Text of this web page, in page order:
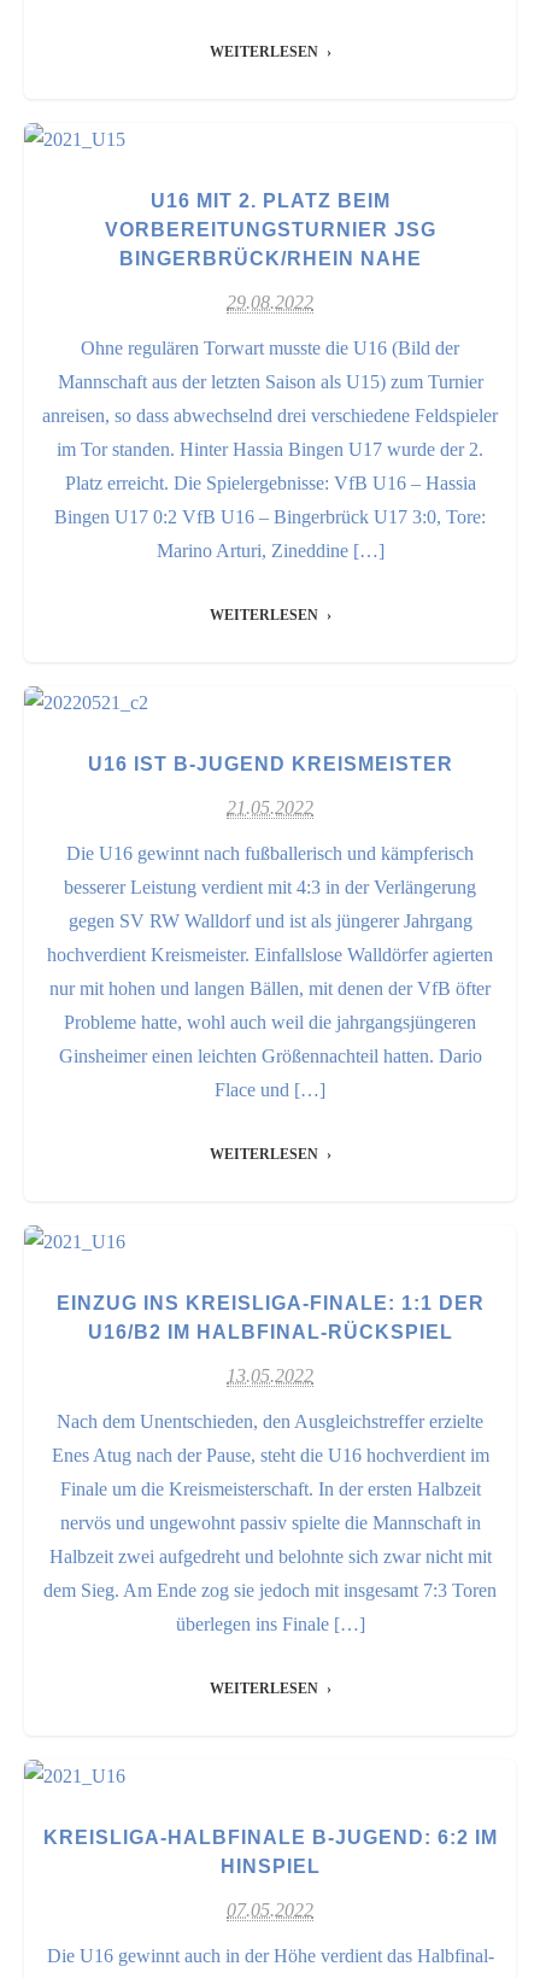
WEITERLESEN
U16 MIT 2. PLATZ BEIM
VORBEREITUNGSTURNIER JSG
BINGERBRÜCK/RHEIN NAHE
29.08.2022
Ohne regulären Torwart musste die U16 (Bild der
Mannschaft aus der letzten Saison als U15) zum Turnier
anreisen, so dass abwechselnd drei verschiedene Feldspieler
im Tor standen. Hinter Hassia Bingen U17 wurde der 2.
Platz erreicht. Die Spielergebnisse: VfB U16 – Hassia
Bingen U17 0:2 VfB U16 – Bingerbrück U17 3:0, Tore:
Marino Arturi, Zineddine […]
WEITERLESEN
U16 IST B-JUGEND KREISMEISTER
21.05.2022
Die U16 gewinnt nach fußballerisch und kämpferisch
besserer Leistung verdient mit 4:3 in der Verlängerung
gegen SV RW Walldorf und ist als jüngerer Jahrgang
hochverdient Kreismeister. Einfallslose Walldörfer agierten
nur mit hohen und langen Bällen, mit denen der VfB öfter
Probleme hatte, wohl auch weil die jahrgangsjüngeren
Ginsheimer einen leichten Größennachteil hatten. Dario
Flace und […]
WEITERLESEN
EINZUG INS KREISLIGA-FINALE: 1:1 DER
U16/B2 IM HALBFINAL-RÜCKSPIEL
13.05.2022
Nach dem Unentschieden, den Ausgleichstreffer erzielte
Enes Atug nach der Pause, steht die U16 hochverdient im
Finale um die Kreismeisterschaft. In der ersten Halbzeit
nervös und ungewohnt passiv spielte die Mannschaft in
Halbzeit zwei aufgedreht und belohnte sich zwar nicht mit
dem Sieg. Am Ende zog sie jedoch mit insgesamt 7:3 Toren
überlegen ins Finale […]
WEITERLESEN
KREISLIGA-HALBFINALE B-JUGEND: 6:2 IM
HINSPIEL
07.05.2022
Die U16 gewinnt auch in der Höhe verdient das Halbfinal-